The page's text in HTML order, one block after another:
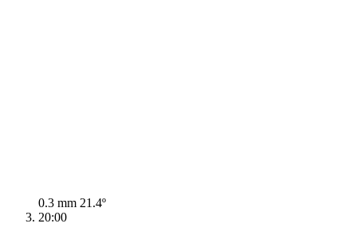
0.3 mm 21.4º
20:00